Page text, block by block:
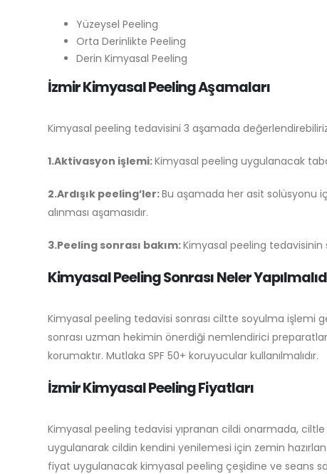
Yüzeysel Peeling
Orta Derinlikte Peeling
Derin Kimyasal Peeling
İzmir Kimyasal Peeling Aşamaları
Kimyasal peeling tedavisini 3 aşamada
1.Aktivasyon işlemi:Kimyasal peeling uygulanacak
2.Ardışık peeling’ler:Bu aşamada her asit solüsyonu
alınması aşamasıdır.
3.Peeling sonrası bakım:Kimyasal peeling tedavisinin
Kimyasal Peeling Sonrası Neler
Kimyasal peeling tedavisi sonrası ciltte soyulma işlemi
sonrası uzman hekimin önerdiği nemlendirici
korumaktır. Mutlaka SPF 50+ koruyucular kullanılmalıdır.
İzmir Kimyasal Peeling Fiyatları
Kimyasal peeling tedavisi yıpranan cildi onarmada,
uygulanarak cildin kendini yenilemesi için zemin
fiyat uygulanacak kimyasal peeling çeşidine ve seans